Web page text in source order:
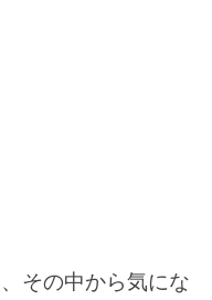
その中から気にな